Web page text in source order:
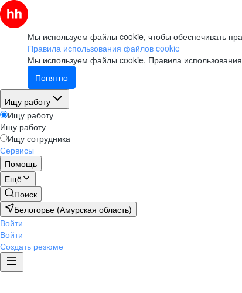
Мы используем файлы cookie, чтобы обеспечивать
Правила использования файлов cookie
Мы используем файлы cookie. Правила
Понятно
Ищу работу
Ищу работу
Ищу работу
Ищу сотрудника
Сервисы
Помощь
Ещё
Поиск
Белогорье (Амурская область)
Войти
Войти
Создать резюме